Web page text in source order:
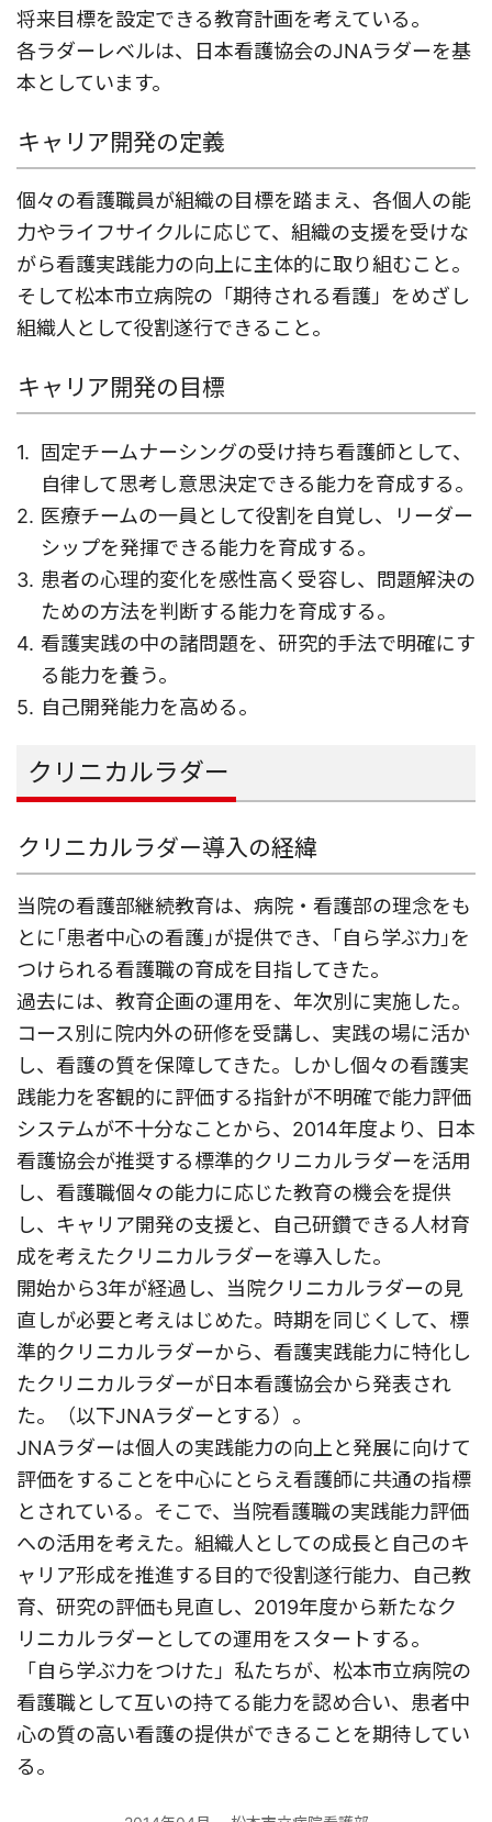
将来目標を設定できる教育計画を考えている。
各ラダーレベルは、日本看護協会のJNAラダーを基
本としています。
キャリア開発の定義
個々の看護職員が組織の目標を踏まえ、各個人の能
力やライフサイクルに応じて、組織の支援を受けな
がら看護実践能力の向上に主体的に取り組むこと。
そして松本市立病院の「期待される看護」をめざし
組織人として役割遂行できること。
キャリア開発の目標
固定チームナーシングの受け持ち看護師として、
自律して思考し意思決定できる能力を育成する。
医療チームの一員として役割を自覚し、リーダー
シップを発揮できる能力を育成する。
患者の心理的変化を感性高く受容し、問題解決の
ための方法を判断する能力を育成する。
看護実践の中の諸問題を、研究的手法で明確にす
る能力を養う。
自己開発能力を高める。
クリニカルラダー
クリニカルラダー導入の経緯
当院の看護部継続教育は、病院・看護部の理念をも
とに｢患者中心の看護｣が提供でき、｢自ら学ぶ力｣を
つけられる看護職の育成を目指してきた。
過去には、教育企画の運用を、年次別に実施した。
コース別に院内外の研修を受講し、実践の場に活か
し、看護の質を保障してきた。しかし個々の看護実
践能力を客観的に評価する指針が不明確で能力評価
システムが不十分なことから、2014年度より、日本
看護協会が推奨する標準的クリニカルラダーを活用
し、看護職個々の能力に応じた教育の機会を提供
し、キャリア開発の支援と、自己研鑽できる人材育
成を考えたクリニカルラダーを導入した。
開始から3年が経過し、当院クリニカルラダーの見
直しが必要と考えはじめた。時期を同じくして、標
準的クリニカルラダーから、看護実践能力に特化し
たクリニカルラダーが日本看護協会から発表され
た。（以下JNAラダーとする）。
JNAラダーは個人の実践能力の向上と発展に向けて
評価をすることを中心にとらえ看護師に共通の指標
とされている。そこで、当院看護職の実践能力評価
への活用を考えた。組織人としての成長と自己のキ
ャリア形成を推進する目的で役割遂行能力、自己教
育、研究の評価も見直し、2019年度から新たなク
リニカルラダーとしての運用をスタートする。
「自ら学ぶ力をつけた」私たちが、松本市立病院の
看護職として互いの持てる能力を認め合い、患者中
心の質の高い看護の提供ができることを期待してい
る。